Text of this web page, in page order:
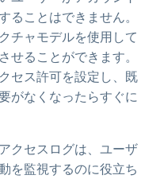
ることはできません。
チャモデルを使用して
せることができます。
セス許可を設定し、既
がなくなったらすぐに
クセスログは、ユーザ
を監視するのに役立ち